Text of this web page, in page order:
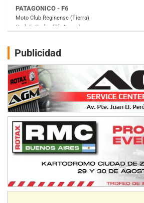
CSK - F7
Juventud Unida (Tierra)
Humboldt (Santa Fe)
NORESTE SANTAFESINO - F6
Avellaneda (Santa Fe)
SUR SANTAFESINO - F4
José Samuel Sánchez (Tierra)
Rufino (Santa Fe)
TUCUMANO - F5
Juan Navarro (Asfalto)
El Timbó (Tucumán)
COBERTURA ESPECIAL DE E-KART.COM.AR
IAME SERIES ARGENTINA 6
Publicidad